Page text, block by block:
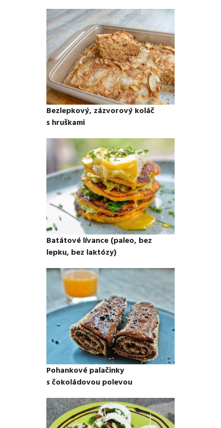
Bezlepkový, zázvorový koláč
s hruškami
Batátové lívance (paleo, bez
lepku, bez laktózy)
Pohankové palačinky
s čokoládovou polevou